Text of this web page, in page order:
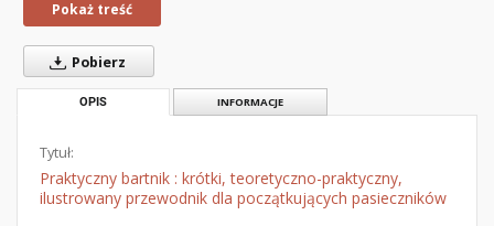
Pokaż treść
Pobierz
OPIS INFORMACJE
Tytuł:
Praktyczny bartnik : krótki, teoretyczno-praktyczny,
ilustrowany przewodnik dla początkujących pasieczników